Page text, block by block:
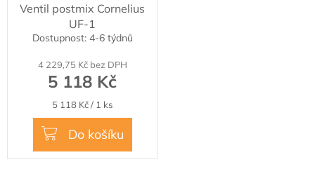
Ventil postmix Cornelius
UF-1
Dostupnost: 4-6 týdnů
4 229,75 Kč bez DPH
5 118 Kč
Měrná
cena:
5 118 Kč / 1 ks
Do košíku